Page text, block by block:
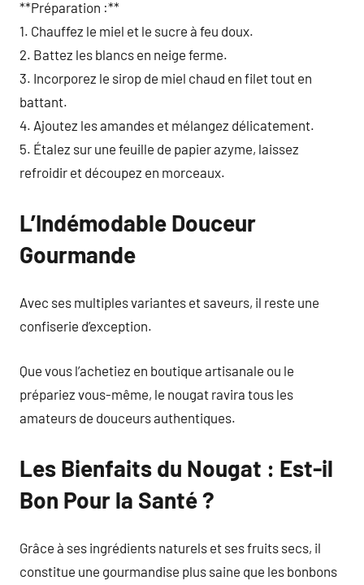
**Préparation :**
1. Chauffez le miel et le sucre à feu doux.
2. Battez les blancs en neige ferme.
3. Incorporez le sirop de miel chaud en filet tout en
battant.
4. Ajoutez les amandes et mélangez délicatement.
5. Étalez sur une feuille de papier azyme, laissez
refroidir et découpez en morceaux.
L’Indémodable Douceur
Gourmande
Avec ses multiples variantes et saveurs, il reste une
confiserie d’exception.
Que vous l’achetiez en boutique artisanale ou le
prépariez vous-même, le nougat ravira tous les
amateurs de douceurs authentiques.
Les Bienfaits du Nougat : Est-il
Bon Pour la Santé ?
Grâce à ses ingrédients naturels et ses fruits secs, il
constitue une gourmandise plus saine que les bonbons